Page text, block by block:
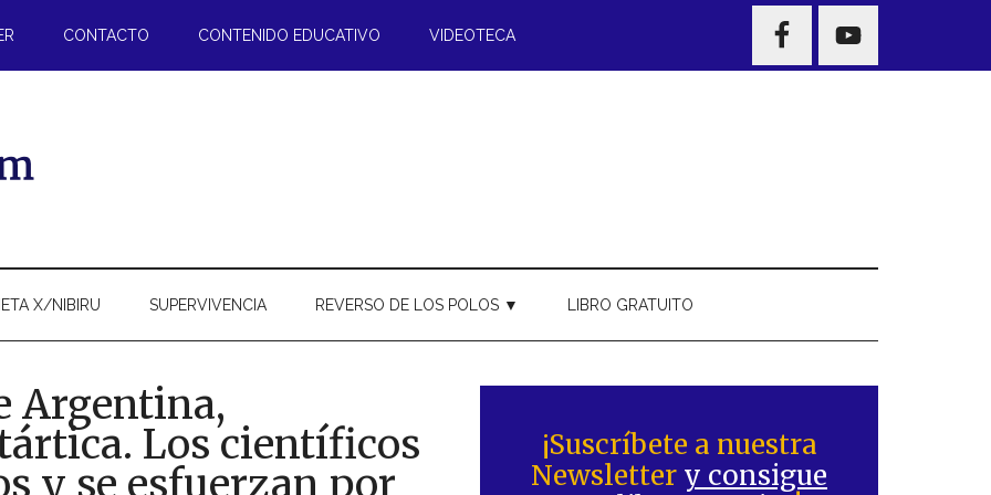
CONTACTO CONTENIDO EDUCATIVO VIDEOTECA
NAV
WIDGET
X/NIBIRU SUPERVIVENCIA REVERSO DE LOS POLOS ▼ LIBRO GRATUITO
Argentina,
Los científicos
y se esfuerzan por
lateral
principal
¡Suscríbete a nuestra
Newsletter y consigue